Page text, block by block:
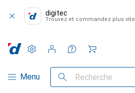
digitec
Trouvez et commandez plus vite
Navigation par catégorie
Menu Recherche
Paramètres
Compte client
Listes de comparaison
Listes d'envies
Panier